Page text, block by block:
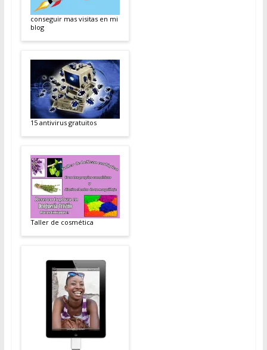
conseguir mas visitas en mi
blog
15 antivirus gratuitos
Taller de cosmética